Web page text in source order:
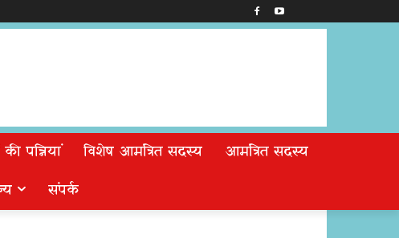
पत्नियां विशेष आमंत्रित सदस्य
आमंत्रित सदस्य
संपर्क